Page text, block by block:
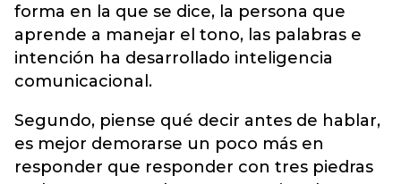
forma en la que se dice, la persona que
aprende a manejar el tono, las palabras e
intención ha desarrollado inteligencia
comunicacional.
Segundo, piense qué decir antes de hablar,
es mejor demorarse un poco más en
responder que responder con tres piedras